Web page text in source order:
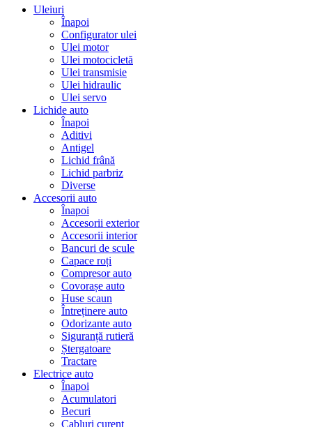
Uleiuri
Înapoi
Configurator ulei
Ulei motor
Ulei motocicletă
Ulei transmisie
Ulei hidraulic
Ulei servo
Lichide auto
Înapoi
Aditivi
Antigel
Lichid frână
Lichid parbriz
Diverse
Accesorii auto
Înapoi
Accesorii exterior
Accesorii interior
Bancuri de scule
Capace roți
Compresor auto
Covorașe auto
Huse scaun
Întreținere auto
Odorizante auto
Siguranță rutieră
Ștergatoare
Tractare
Electrice auto
Înapoi
Acumulatori
Becuri
Cabluri curent